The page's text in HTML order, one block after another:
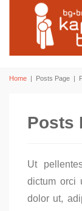
Home | Posts Page |
Posts
Ut
dictum orci
dolor ut,